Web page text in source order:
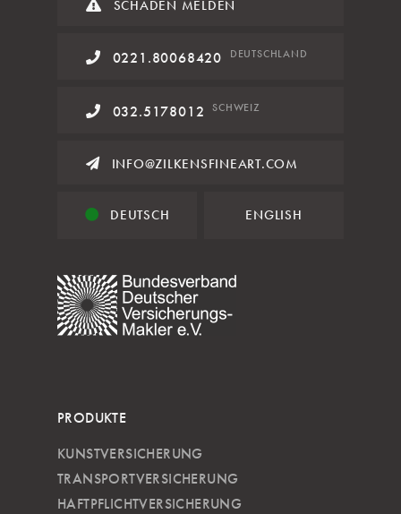
SCHADEN MELDEN
0221.80068420 DEUTSCHLAND
032.5178012 SCHWEIZ
INFO@ZILKENSFINEART.COM
DEUTSCH ENGLISH
PRODUKTE
KUNSTVERSICHERUNG
TRANSPORTVERSICHERUNG
HAFTPFLICHTVERSICHERUNG